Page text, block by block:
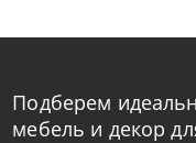
Samoa
Подберем
мебель и декор